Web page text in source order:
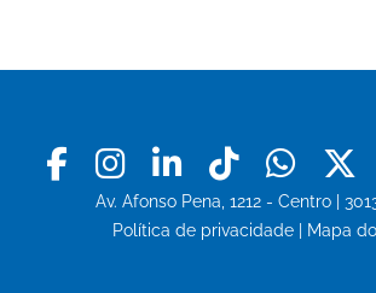
Facebook
Instagram
LinkedinTiktok
Av. Afonso Pena, 1212 - Centro |
Política de privacidade
Mapa